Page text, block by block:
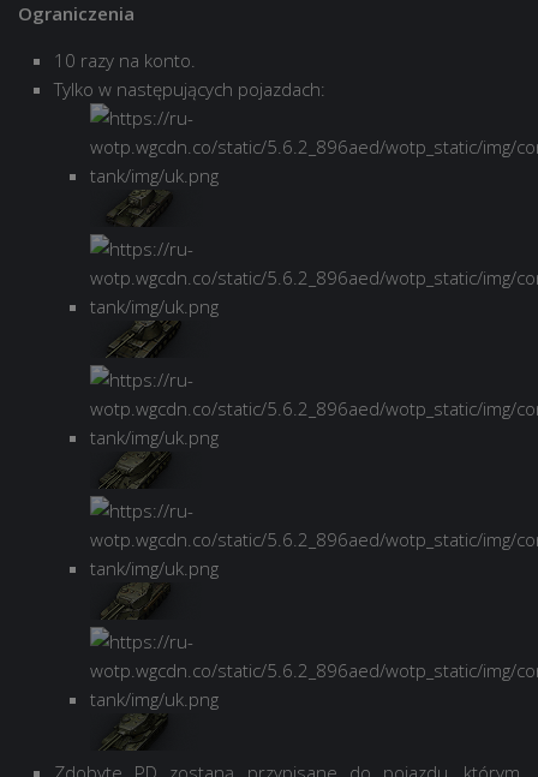
Ograniczenia
10 razy na konto.
Tylko w następujących pojazdach: